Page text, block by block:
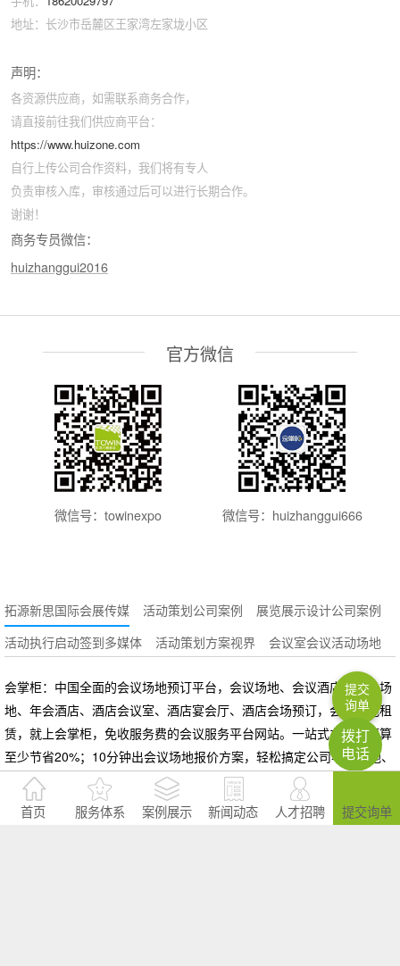
地址：长沙市岳麓区王家湾左家垅小区
声明：
各资源供应商，如需联系商务合作，
请直接前往我们供应商平台：
https://www.huizone.com
自行上传公司合作资料，我们将有专人
负责审核入库，审核通过后可以进行长期合作。
谢谢！
商务专员微信：
huizhanggui2016
官方微信
微信号：towinexpo 微信号：huizhanggui666
拓源新思国际会展传媒 活动策划公司案例
展览展示设计公司案例
活动执行启动签到多媒体
活动策划方案视界 会议室会议活动场地
会掌柜：中国全面的会议场地预订平台，会议场地、会议酒店、年会场
地、年会酒店、酒店会议室、酒店宴会厅、酒店会场预订，会议场地租
赁，就上会掌柜，免收服务费的会议服务平台网站。一站式办会，预算
至少节省20%；10分钟出会议场地报价方案，轻松搞定公司年会场地、
培训会场地、发布会场地、研讨会场地、招商会场地、答谢会场地、经
销商会议场地、工作总结会场地、沙龙/休闲会议场地。会掌柜是广州炫
首页 服务体系 案例展示 新闻动态 人才招聘 提交询单
提交
询单
拨打
电话